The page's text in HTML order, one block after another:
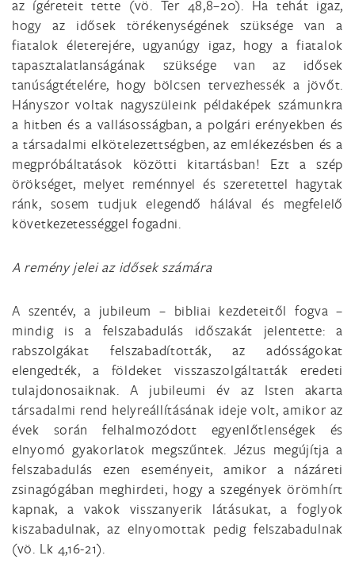
az ígéreteit tette (vö. Ter 48,8–20). Ha tehát igaz,
hogy az idősek törékenységének szüksége van a
fiatalok életerejére, ugyanúgy igaz, hogy a fiatalok
tapasztalatlanságának szüksége van az idősek
tanúságtételére, hogy bölcsen tervezhessék a jövőt.
Hányszor voltak nagyszüleink példaképek számunkra
a hitben és a vallásosságban, a polgári erényekben és
a társadalmi elkötelezettségben, az emlékezésben és a
megpróbáltatások közötti kitartásban! Ezt a szép
örökséget, melyet reménnyel és szeretettel hagytak
ránk, sosem tudjuk elegendő hálával és megfelelő
következetességgel fogadni.
A remény jelei az idősek számára
A szentév, a jubileum – bibliai kezdeteitől fogva –
mindig is a felszabadulás időszakát jelentette: a
rabszolgákat felszabadították, az adósságokat
elengedték, a földeket visszaszolgáltatták eredeti
tulajdonosaiknak. A jubileumi év az Isten akarta
társadalmi rend helyreállításának ideje volt, amikor az
évek során felhalmozódott egyenlőtlenségek és
elnyomó gyakorlatok megszűntek. Jézus megújítja a
felszabadulás ezen eseményeit, amikor a názáreti
zsinagógában meghirdeti, hogy a szegények örömhírt
kapnak, a vakok visszanyerik látásukat, a foglyok
kiszabadulnak, az elnyomottak pedig felszabadulnak
(vö. Lk 4,16-21).